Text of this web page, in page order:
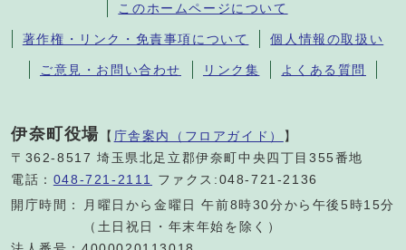
このホームページについて
著作権・リンク・免責事項について 個人情報の取扱い
ご意見・お問い合わせ リンク集 よくある質問
伊奈町役場 【 庁舎案内（フロアガイド） 】
〒362-8517 埼玉県北足立郡伊奈町中央四丁目355番地
電話： 048-721-2111
ファクス:048-721-2136
開庁時間：
月曜日から金曜日 午前8時30分から午後5時15分
（土日祝日・年末年始を除く）